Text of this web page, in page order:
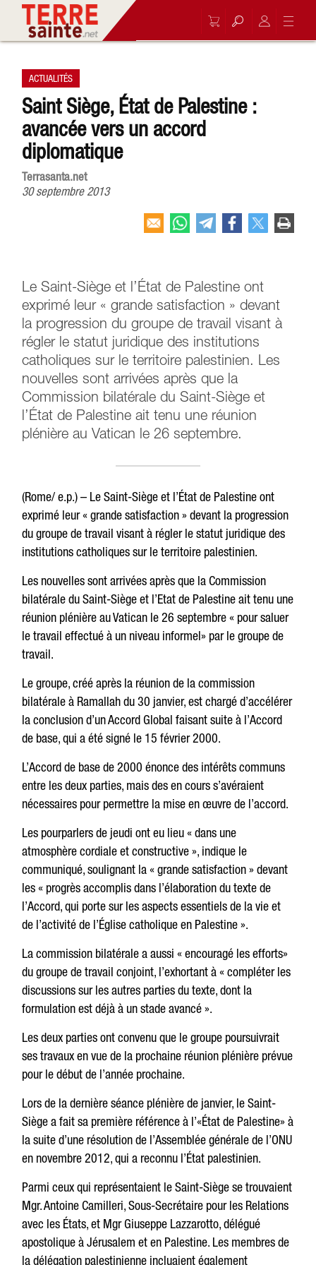
ACTUALITÉS
Saint Siège, État de Palestine :
avancée vers un accord
diplomatique
Terrasanta.net
30 septembre 2013
Le Saint-Siège et l’État de Palestine ont
exprimé leur « grande satisfaction » devant
la progression du groupe de travail visant à
régler le statut juridique des institutions
catholiques sur le territoire palestinien. Les
nouvelles sont arrivées après que la
Commission bilatérale du Saint-Siège et
l’État de Palestine ait tenu une réunion
plénière au Vatican le 26 septembre.
(Rome/ e.p.) – Le Saint-Siège et l’État de Palestine ont
exprimé leur « grande satisfaction » devant la progression
du groupe de travail visant à régler le statut juridique des
institutions catholiques sur le territoire palestinien.
Les nouvelles sont arrivées après que la Commission
bilatérale du Saint-Siège et l’Etat de Palestine ait tenu une
réunion plénière au Vatican le 26 septembre « pour saluer
le travail effectué à un niveau informel» par le groupe de
travail.
Le groupe, créé après la réunion de la commission
bilatérale à Ramallah du 30 janvier, est chargé d’accélérer
la conclusion d’un Accord Global faisant suite à l’Accord
de base, qui a été signé le 15 février 2000.
L’Accord de base de 2000 énonce des intérêts communs
entre les deux parties, mais des en cours s’avéraient
nécessaires pour permettre la mise en œuvre de l’accord.
Les pourparlers de jeudi ont eu lieu « dans une
atmosphère cordiale et constructive », indique le
communiqué, soulignant la « grande satisfaction » devant
les « progrès accomplis dans l’élaboration du texte de
l’Accord, qui porte sur les aspects essentiels de la vie et
de l’activité de l’Église catholique en Palestine ».
La commission bilatérale a aussi « encouragé les efforts»
du groupe de travail conjoint, l’exhortant à « compléter les
discussions sur les autres parties du texte, dont la
formulation est déjà à un stade avancé ».
Les deux parties ont convenu que le groupe poursuivrait
ses travaux en vue de la prochaine réunion plénière prévue
pour le début de l’année prochaine.
Lors de la dernière séance plénière de janvier, le Saint-
Siège a fait sa première référence à l’«État de Palestine» à
la suite d’une résolution de l’Assemblée générale de l’ONU
en novembre 2012, qui a reconnu l’État palestinien.
Parmi ceux qui représentaient le Saint-Siège se trouvaient
Mgr. Antoine Camilleri, Sous-Secrétaire pour les Relations
avec les États, et Mgr Giuseppe Lazzarotto, délégué
apostolique à Jérusalem et en Palestine. Les membres de
la délégation palestinienne incluaient également